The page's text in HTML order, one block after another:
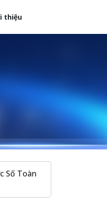
thiệu
Số Toàn